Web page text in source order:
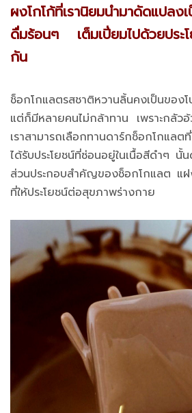
ผงโกโก้ที่เรานิยมนำมาดัดแปลง
ดื่มร้อนๆ เต็มเปี่ยมไปด้วยประ
กัน
ช็อกโกแลตรสชาติหวานลิ้นคงเป็นข
แต่ก็มีหลายคนไม่กล้าทาน เพราะกลัว
เราสามารถเลือกทานดาร์กช็อกโกแลต
ได้รับประโยชน์ที่ซ่อนอยู่ในเนื้อสีดำๆ นั้
ส่วนประกอบสำคัญของช็อกโกแลต แฝ
ที่ให้ประโยชน์ต่อสุขภาพร่างกาย